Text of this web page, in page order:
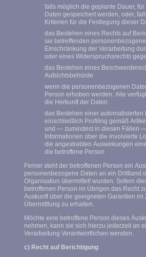
falls möglich die geplante Dauer,
Daten gespeichert werden, oder,
Kriterien für die Festlegung dieser
das Bestehen eines Rechts auf
sie betreffenden
Einschränkung der Verarbeitung
oder eines Widerspruchsrechts
das Bestehen eines
Aufsichtsbehörde
wenn die personenbezogenen
Person erhoben werden: Alle
die Herkunft der Daten
das Bestehen einer automatisierten
einschließlich Profiling gemäß
und — zumindest in diesen Fällen
Informationen über die involvierte
die angestrebten Auswirkungen einer derartigen Verarbeitung für
die betroffene Person
Ferner steht der betroffenen Person ein
personenbezogene Daten an ein Drittland
Organisation übermittelt wurden. Sofern
betroffenen Person im Übrigen das Recht
Auskunft über die geeigneten Garantien im
Übermittlung zu erhalten.
Möchte eine betroffene Person dieses
nehmen, kann sie sich hierzu jederzeit an
Verarbeitung Verantwortlichen wenden.
c) Recht auf Berichtigung